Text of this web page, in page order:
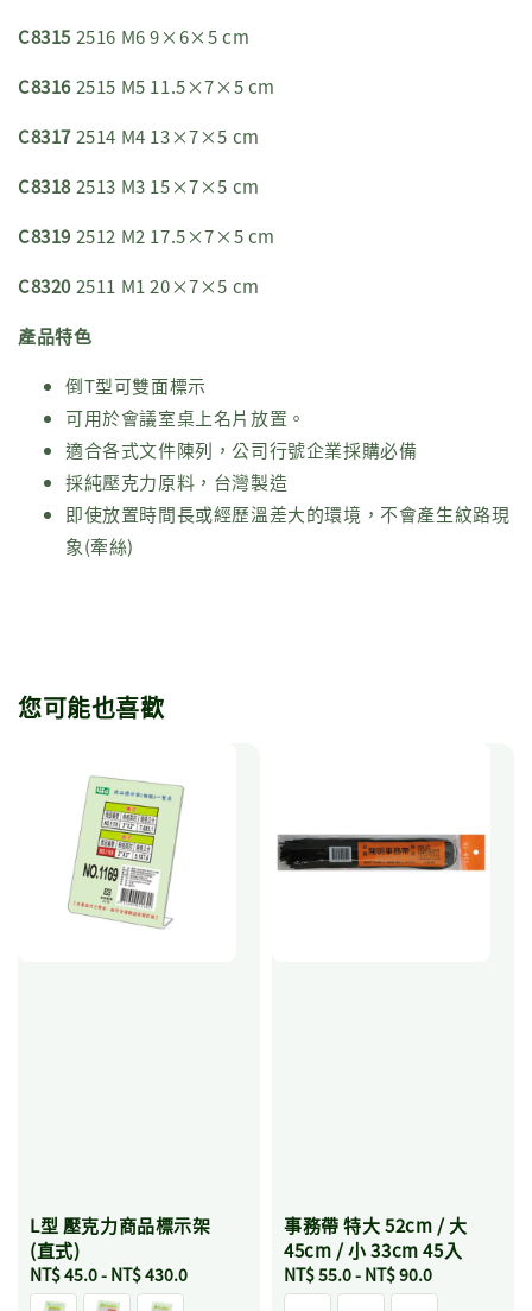
C8315 2516 M6 9×6×5 cm
C83162515 M5 11.5×7×5 cm
C83172514 M4 13×7×5 cm
C83182513 M3 15×7×5 cm
C8319 2512 M2 17.5×7×5 cm
C83202511 M1 20×7×5 cm
產品特色
倒T型可雙面標示
可用於會議室桌上名片放置。
適合各式文件陳列，公司行號企業採購必備
採純壓克力原料，台灣製造
即使放置時間長或經歷溫差大的環境，不會產生紋路現
象(牽絲)
您可能也喜歡
L型 壓克力商品標示架
(直式)
Regular
price
NT$ 45.0- NT$ 430.0
事務帶 特大 52cm / 大
45cm / 小 33cm 45入
Regular
price
NT$ 55.0- NT$ 90.0